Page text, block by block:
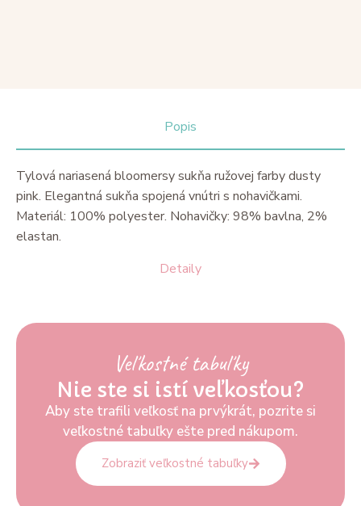
Popis
Detaily
Tylová nariasená bloomersy sukňa ružovej farby dusty
pink. Elegantná sukňa spojená vnútri s nohavičkami.
Materiál: 100% polyester. Nohavičky: 98% bavlna, 2%
elastan.
Veľkostné tabuľky
Nie ste si istí veľkosťou?
Aby ste trafili veľkosť na prvýkrát, pozrite si
veľkostné tabuľky ešte pred nákupom.
Zobraziť veľkostné tabuľky